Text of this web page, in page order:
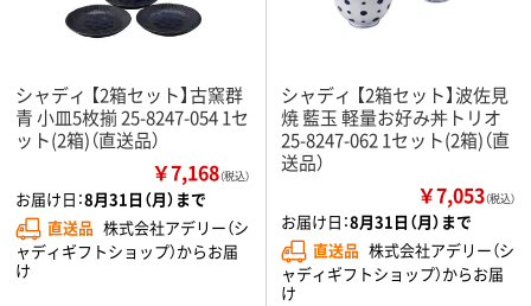
シャディ 【2箱セット】古窯群
青 小皿5枚揃 25-8247-054 1セ
ット(2箱)（直送品）
￥7,168（税込）
お届け日：8月31日（月）まで
直送品 株式会社アデリー（シ
ャディギフトショップ）からお届
け
シャディ 【2箱セット】波佐見
焼 藍玉 軽量お好み丼トリオ
25-8247-062 1セット(2箱)（直
送品）
￥7,053（税込）
お届け日：8月31日（月）まで
直送品 株式会社アデリー（シ
ャディギフトショップ）からお届
け